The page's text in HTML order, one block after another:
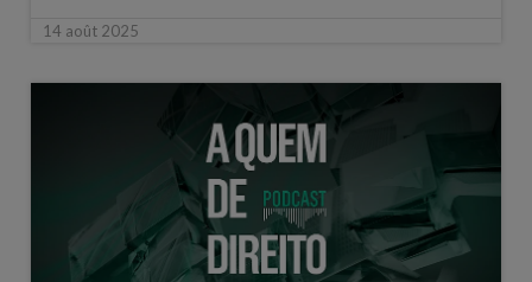
14 août 2025